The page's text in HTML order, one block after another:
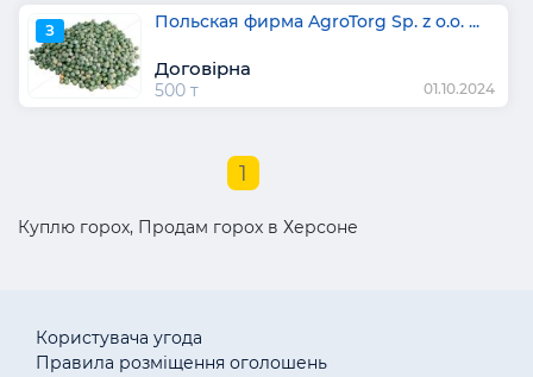
З Польская фирма AgroTorg Sp. z o.o. ...
Договірна
500 т 01.10.2024
1
Куплю горох, Продам горох в Херсоне
Користувача угода
Правила розміщення оголошень